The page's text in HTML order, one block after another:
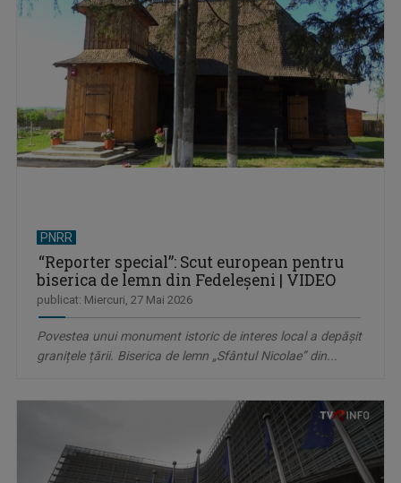
PNRR
“Reporter special”: Scut european pentru
biserica de lemn din Fedeleșeni | VIDEO
publicat: Miercuri, 27 Mai 2026
Povestea unui monument istoric de interes local a depășit
granițele țării. Biserica de lemn „Sfântul Nicolae” din...